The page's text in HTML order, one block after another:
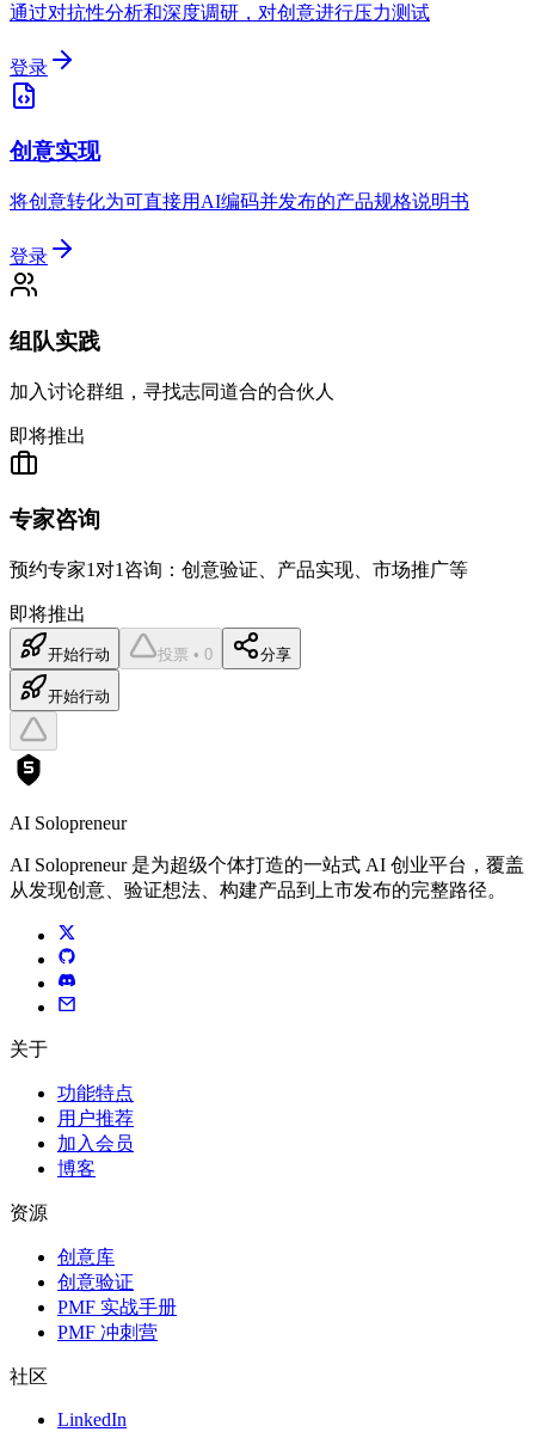
通过对抗性分析和深度调研，对创意进行压力测试
登录
创意实现
将创意转化为可直接用AI编码并发布的产品规格说明书
登录
组队实践
加入讨论群组，寻找志同道合的合伙人
即将推出
专家咨询
预约专家1对1咨询：创意验证、产品实现、市场推广等
即将推出
开始行动 投票 • 0 分享
开始行动
AI Solopreneur
AI Solopreneur 是为超级个体打造的一站式 AI 创业平台，覆盖
从发现创意、验证想法、构建产品到上市发布的完整路径。
关于
功能特点
用户推荐
加入会员
博客
资源
创意库
创意验证
PMF 实战手册
PMF 冲刺营
社区
LinkedIn